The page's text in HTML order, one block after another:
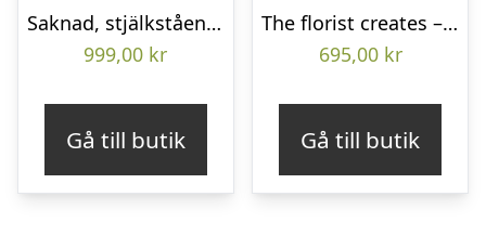
Saknad, stjälkstående bukett
999,00 kr
Gå till butik
The florist creates – Funeral bouquet
695,00 kr
Gå till butik